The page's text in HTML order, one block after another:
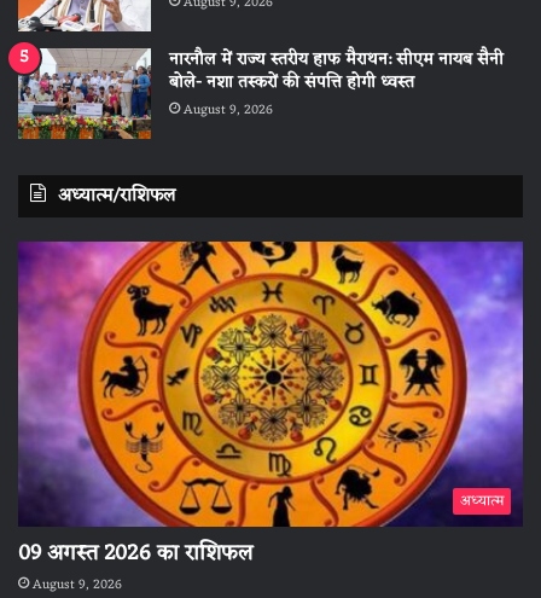
नारनौल में राज्य स्तरीय हाफ मैराथन: सीएम नायब सैनी
बोले- नशा तस्करों की संपत्ति होगी ध्वस्त
August 9, 2026
अध्यात्म/राशिफल
अध्यात्म
09 अगस्त 2026 का राशिफल
August 9, 2026